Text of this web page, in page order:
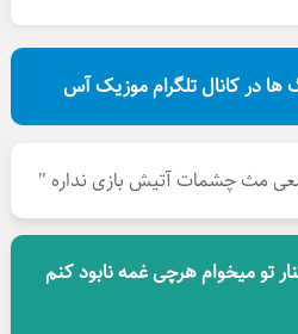
در کانال تلگرام موزیک آس
مث چشمات آتیش بازی نداره "
تو میخوام هرچی غمه نابود کنم